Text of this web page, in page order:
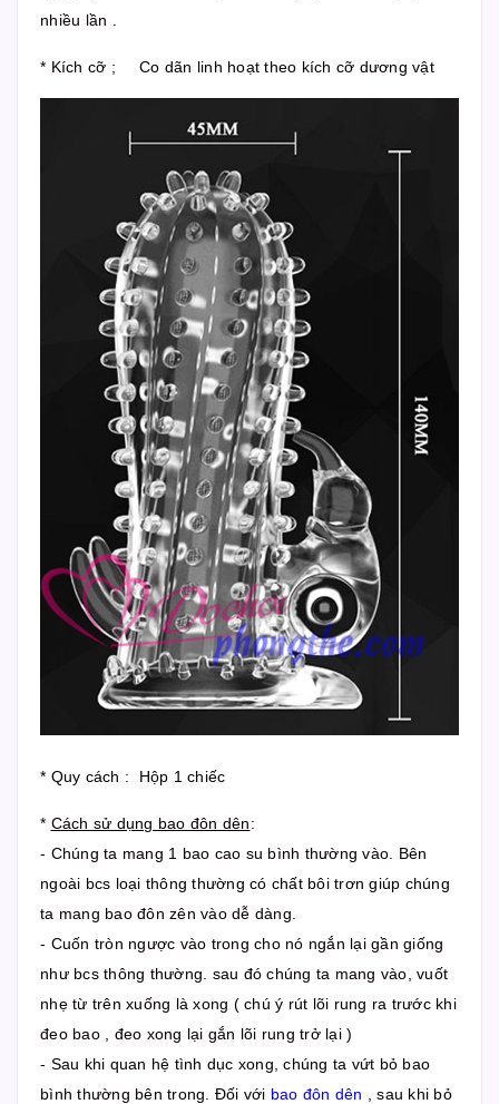
nhiều lần .
* Kích cỡ ; Co dãn linh hoạt theo kích cỡ dương vật
* Quy cách : Hộp 1 chiếc
* Cách sử dụng bao đôn dên:
- Chúng ta mang 1 bao cao su bình thường vào. Bên
ngoài bcs loại thông thường có chất bôi trơn giúp chúng
ta mang bao đôn zên vào dễ dàng.
- Cuốn tròn ngược vào trong cho nó ngắn lại gần giống
như bcs thông thường. sau đó chúng ta mang vào, vuốt
nhẹ từ trên xuống là xong ( chú ý rút lõi rung ra trước khi
đeo bao , đeo xong lại gắn lõi rung trở lại )
- Sau khi quan hệ tình dục xong, chúng ta vứt bỏ bao
bình thường bên trong. Đối với bao đôn dên , sau khi bỏ